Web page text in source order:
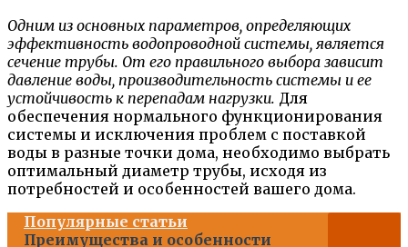
Одним из основных параметров, определяющих
эффективность водопроводной системы, является
сечение трубы. От его правильного выбора зависит
давление воды, производительность системы и ее
устойчивость к перепадам нагрузки. Для
обеспечения нормального функционирования
системы и исключения проблем с поставкой
воды в разные точки дома, необходимо выбрать
оптимальный диаметр трубы, исходя из
потребностей и особенностей вашего дома.
Популярные статьи
Преимущества и особенности